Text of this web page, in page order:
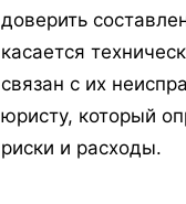
доверить
касается
связан с их
юристу, который
риски и расходы.